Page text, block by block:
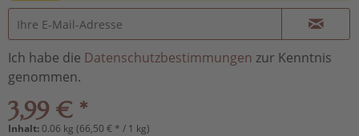
Ich habe die Datenschutzbestimmungen zur Kenntnis
genommen.
3,99 € *
Inhalt:0.06 kg (66,50 € * / 1 kg)